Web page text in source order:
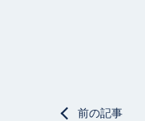
前の記事